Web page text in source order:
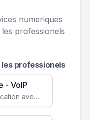
numeriques
professionels
professionels
- VoIP
Simplifiez votre communication avec une solution VoIP flexible, économique et adaptée à vos besoins professionnels.